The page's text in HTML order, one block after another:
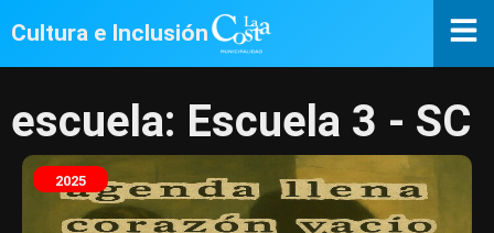
Cultura e Inclusión
escuela: Escuela 3 - SC
2025